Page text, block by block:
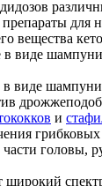
для
вещества
виде шампуни
в виде
и
части головы,
широкий